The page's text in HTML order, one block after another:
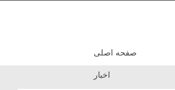
صفحه اصلی
اخبار